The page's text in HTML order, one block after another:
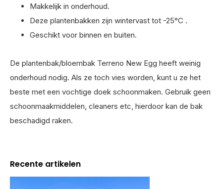
Makkelijk in onderhoud.
Deze plantenbakken zijn wintervast tot -25°C .
Geschikt voor binnen en buiten.
De plantenbak/bloembak Terreno New Egg heeft weinig
onderhoud nodig. Als ze toch vies worden, kunt u ze het
beste met een vochtige doek schoonmaken. Gebruik geen
schoonmaakmiddelen, cleaners etc, hierdoor kan de bak
beschadigd raken.
Recente artikelen